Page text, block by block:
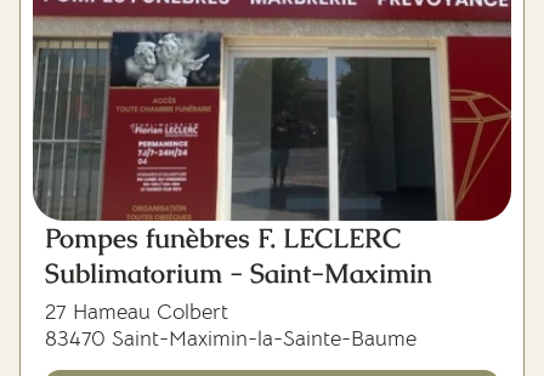
Pompes funèbres F. LECLERC
Sublimatorium - Saint-Maximin
27 Hameau Colbert
83470 Saint-Maximin-la-Sainte-Baume